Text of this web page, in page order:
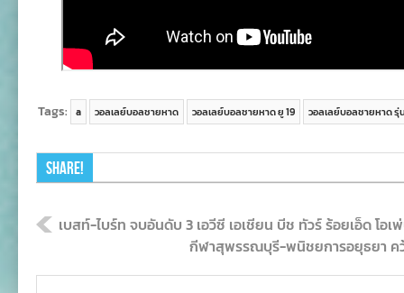
Tags: a วอลเลย์บอลชายหาด วอลเลย์บอลชายหาด ยู 19 วอลเลย์บอลชายหาด รุ่
Share!
เบสท์-ไบร์ท จบอันดับ 3 เอวีซี เอเชียน บีช ทัวร์ ร้อยเอ็ด โอเ
กีฬาสุพรรณบุรี-พนิชยการอยุธยา ค